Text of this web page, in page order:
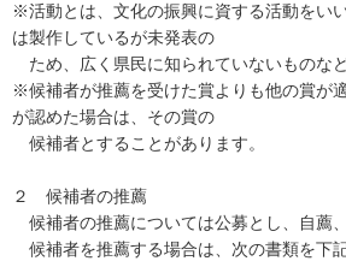
※活動とは、文化の振興に資する活動をい
は製作しているが未発表の
ため、広く県民に知られていないものな
※候補者が推薦を受けた賞よりも他の賞が
が認めた場合は、その賞の
候補者とすることがあります。
２ 候補者の推薦
候補者の推薦については公募とし、自薦
候補者を推薦する場合は、次の書類を下